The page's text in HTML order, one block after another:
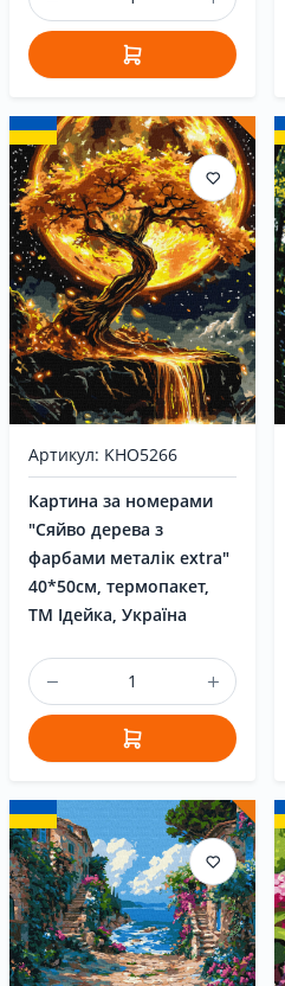
Артикул: KHO5266
Картина за номерами
"Сяйво дерева з
фарбами металік extra"
40*50см, термопакет,
ТМ Ідейка, Україна